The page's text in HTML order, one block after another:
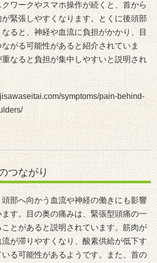
ワークやスマホ操作が続くと、首から
緊張しやすくなります。とくに後頭部
ると、神経や血流に負担がかかり、目
がる可能性があると紹介されていま
なると負担が集中しやすいと説明され
symptoms/pain-behind-
つながり
部へ向かう血流や神経の働きにも影響
す。目の奥の痛みは、緊張型頭痛の一
とがあると説明されています。筋肉が
が滞りやすくなり、酸素供給が低下す
る可能性があるようです。また、首の